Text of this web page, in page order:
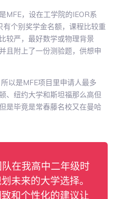
MFE，设在工学院的IEOR系
个别奖学金名额，课程比较重
较严，最好数学或物理背景
且附上了一份测验题，供想申
以是MFE项目里申请人最多
、纽约大学和斯坦福那么高但
是毕竟是常春藤名校又在曼哈
在我高中二年级时
未来的大学选择。
和个性化的建议让